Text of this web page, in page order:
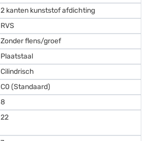
2 kanten kunststof afdichting
RVS
Zonder flens/groef
Plaatstaal
Cilindrisch
C0 (Standaard)
8
22